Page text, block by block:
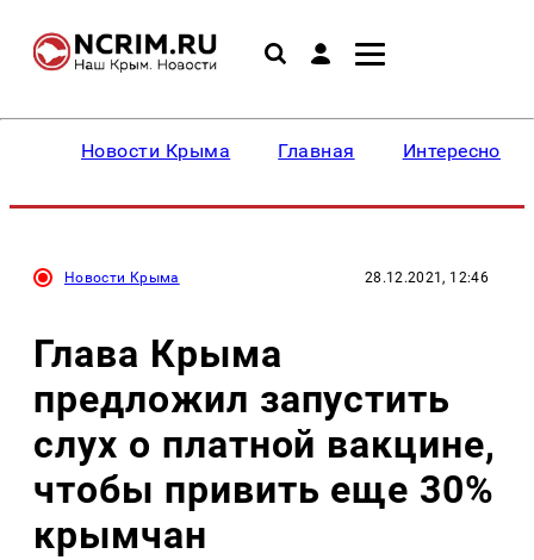
Новости Крыма Главная Интересное
Новости Крыма 28.12.2021, 12:46
Глава Крыма
предложил запустить
слух о платной вакцине,
чтобы привить еще 30%
крымчан